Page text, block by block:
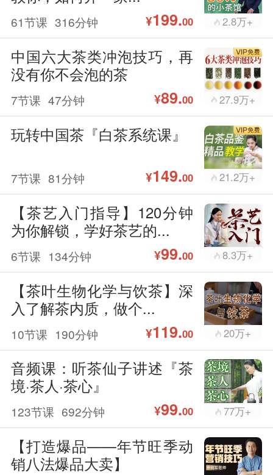
61节课 316分钟 ¥199.00 2.8万+
中国六大茶类冲泡技巧，再
没有你不会泡的茶
7节课 47分钟 ¥89.00 27.9万+
玩转中国茶『白茶系统课』
7节课 81分钟 ¥149.00 21.2万+
【茶艺入门指导】120分钟
为你解锁，学好茶艺的...
6节课 134分钟 ¥99.00 8.3万+
【茶叶生物化学与饮茶】深
入了解茶内质，做个...
10节课 190分钟 ¥119.00 20万+
音频课：听茶仙子讲述『茶
境·茶人·茶心』
123节课 692分钟 ¥99.00 77万+
【打造爆品——年节旺季动
销八法爆品大卖】